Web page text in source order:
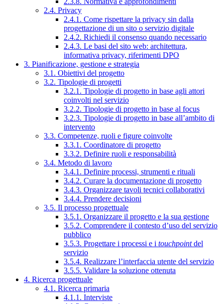
2.4. Privacy
2.4.1. Come rispettare la privacy sin dalla
progettazione di un sito o servizio digitale
2.4.2. Richiedi il consenso quando necessario
2.4.3. Le basi del sito web: architettura,
informativa privacy, riferimenti DPO
3. Pianificazione, gestione e strategia
3.1. Obiettivi del progetto
3.2. Tipologie di progetti
3.2.1. Tipologie di progetto in base agli attori
coinvolti nel servizio
3.2.2. Tipologie di progetto in base al focus
3.2.3. Tipologie di progetto in base all’ambito di
intervento
3.3. Competenze, ruoli e figure coinvolte
3.3.1. Coordinatore di progetto
3.3.2. Definire ruoli e responsabilità
3.4. Metodo di lavoro
3.4.1. Definire processi, strumenti e rituali
3.4.2. Curare la documentazione di progetto
3.4.3. Organizzare tavoli tecnici collaborativi
3.4.4. Prendere decisioni
3.5. Il processo progettuale
3.5.1. Organizzare il progetto e la sua gestione
3.5.2. Comprendere il contesto d’uso del servizio
pubblico
3.5.3. Progettare i processi e i touchpointdel
servizio
3.5.4. Realizzare l’interfaccia utente del servizio
3.5.5. Validare la soluzione ottenuta
4. Ricerca progettuale
4.1. Ricerca primaria
4.1.1. Interviste